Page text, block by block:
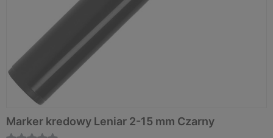
Marker kredowy Leniar 2-15 mm Czarny